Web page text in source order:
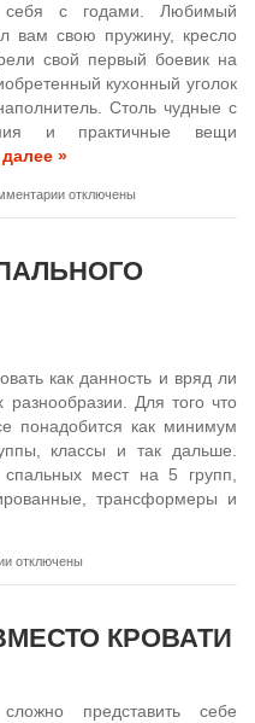
Pantone
с годами. Любимый
вам свою пружину, кресло
свой первый боевик на
кухонный уголок
Столь чудные с
и практичные вещи
»
к
мебели
отключены
как данность и вряд ли
разнообразии. Для того что
понадобится как минимум
классы и так дальше.
мест на 5 групп,
трансформеры и
к
места
отключены
КРОВАТИ
представить себе